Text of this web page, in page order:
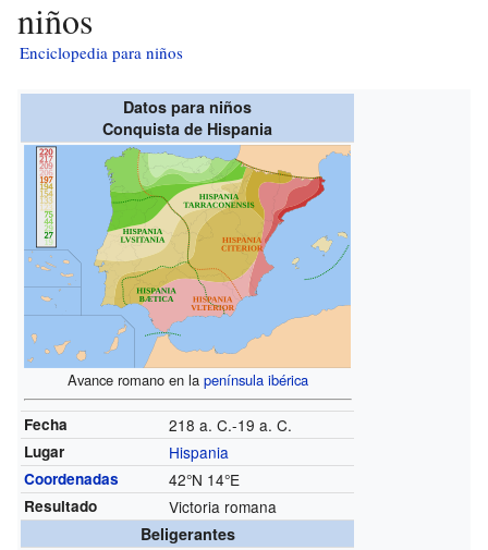
niños
Enciclopedia para niños
Datos para niños
Conquista de Hispania
Avance romano en la península ibérica
Fecha 218 a. C.-19 a. C.
Lugar Hispania
Coordenadas 42°N 14°E
Resultado
Victoria romana
Beligerantes